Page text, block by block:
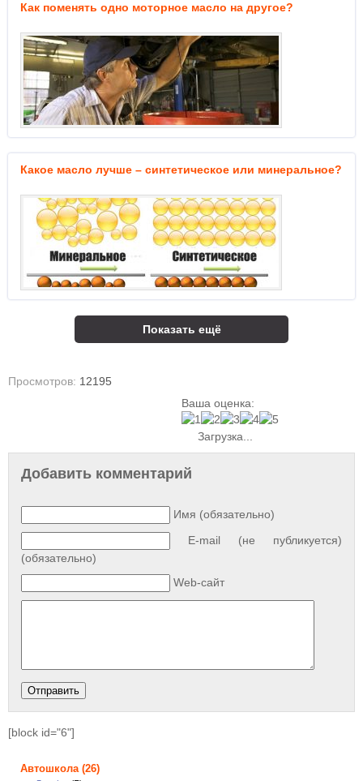
Как поменять одно моторное масло на другое?
Какое масло лучше – синтетическое или минеральное?
Показать ещё
Просмотров: 12195
Ваша оценка:
Загрузка...
Добавить комментарий
Имя (обязательно)
E-mail (не публикуется)
(обязательно)
Web-сайт
[block id="6"]
Автошкола(26)